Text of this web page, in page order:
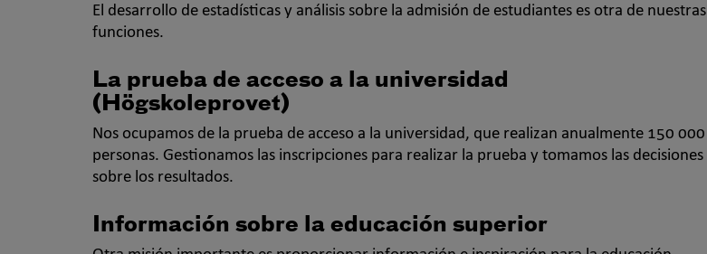
El desarrollo de estadísticas y análisis sobre la admisión de estudiantes es otra de nuestras
funciones.
La prueba de acceso a la universidad
(Högskoleprovet)
Nos ocupamos de la prueba de acceso a la universidad, que realizan anualmente 150 000
personas. Gestionamos las inscripciones para realizar la prueba y tomamos las decisiones
sobre los resultados.
Información sobre la educación superior